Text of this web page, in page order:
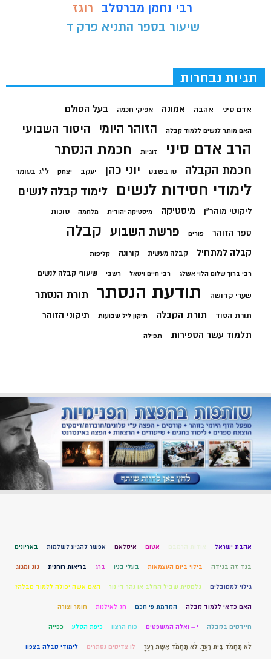
רבי נחמן מברסלב
רוגז
שיעור בספר התניא פרק ד
תגיות נבחרות
אדם סיני אהבה אמונה אפיקי חכמה בעל הסולם
האם מותר לנשים ללמוד קבלה הזוהר היומי היסוד השבועי
הרב אדם סיני זוגיות חכמת הנסתר
חכמת הקבלה טו בשבט יוני כהן יעקב יצחק ל"ג בעומר
לימודי חסידות לנשים לימוד קבלה לנשים
ליקוטי מוהר"ן מיסטיקה מיסטיקה יהודית מלחמה סוכות
ספר הזוהר פורים פרשת השבוע קבלה
קבלה למתחיל קבלה מעשית קורונה קליפות
רבי ברוך שלום הלוי אשלג רבי חיים ויטאל רשבי שיעורי קבלה לנשים
שערי קדושה תודעת הנסתר תורת הנסתר
תורת הסוד תורת הקבלה תיקון ליל שבועות תיקוני הזוהר
תלמוד עשר הספירות תפילה
אהבת ישראל אודות הרמבם אטום איסלאם אפשר להגיע לשלמות באריונים
בגד זה בגידה בילוי ביום העצמאות בעלי בנין ברג בריאות רוחנית גוג ומגוג
גילוי למקובלים גלקסית שביל החלב או נהר די נור האם אשה יכולה ללמוד קבלה?
האם כדאי ללמוד קבלה הקדמת פי חכם חג לאילנות חומר וצורה
חיידקים בקבלה י – ואלה המשפטים כוח הרצון כיפת הסלע כפייה
לֹא תַחְמֹד בֵּית רֵעֶךָ. לֹא תַחְמֹד אֵשֶׁת רֵעֶךָ לו צדיקים נסתרים לימודי קבלה בצפון